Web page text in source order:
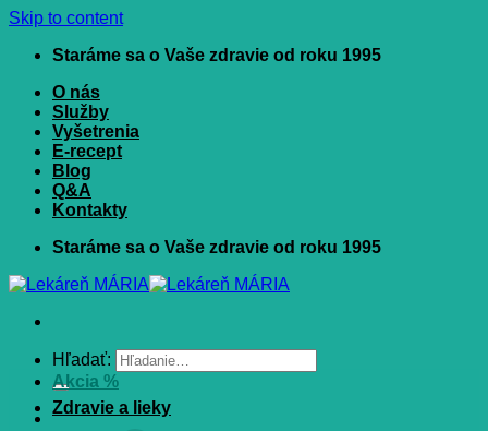
Skip to content
Staráme sa o Vaše zdravie od roku 1995
O nás
Služby
Vyšetrenia
E-recept
Blog
Q&A
Kontakty
Staráme sa o Vaše zdravie od roku 1995
Hľadať:
Akcia %
Zdravie a lieky